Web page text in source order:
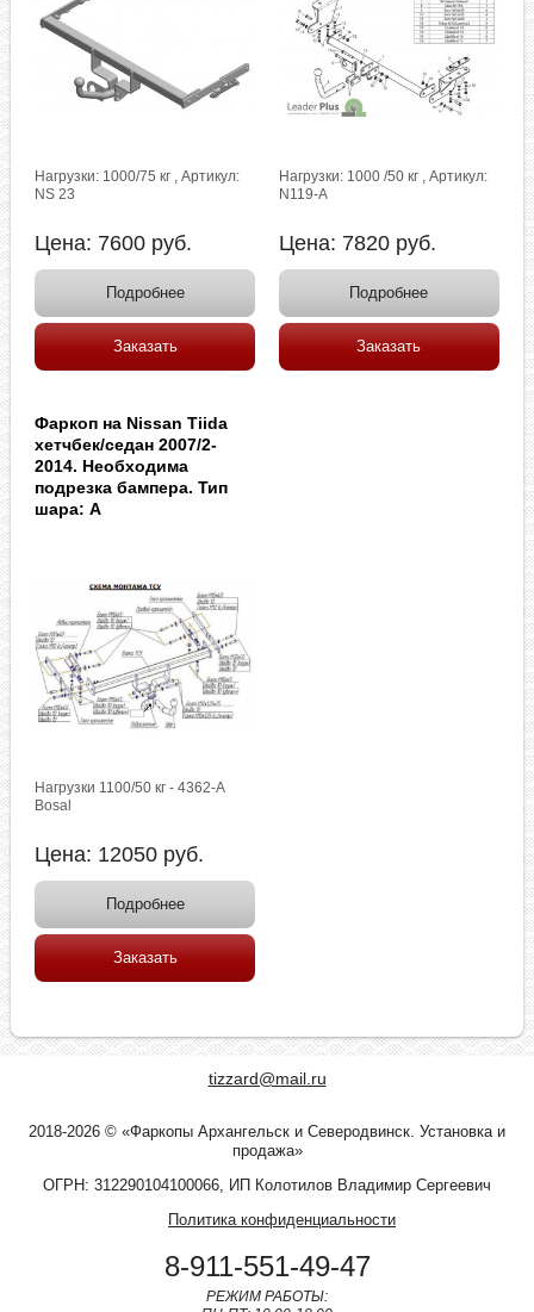
Нагрузки: 1000/75 кг , Артикул:
NS 23
Цена: 7600 руб.
Подробнее
Заказать
Нагрузки: 1000 /50 кг , Артикул:
N119-A
Цена: 7820 руб.
Подробнее
Заказать
Фаркоп на Nissan Tiida
хетчбек/седан 2007/2-
2014. Необходима
подрезка бампера. Тип
шара: A
Нагрузки 1100/50 кг - 4362-A
Bosal
Цена: 12050 руб.
Подробнее
Заказать
tizzard@mail.ru
2018-2026 © «Фаркопы Архангельск и Северодвинск. Установка и
продажа»
ОГРН: 312290104100066, ИП Колотилов Владимир Сергеевич
Политика конфиденциальности
8-911-551-49-47
РЕЖИМ РАБОТЫ: